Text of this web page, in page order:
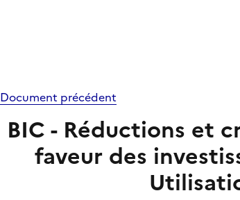
Document précédent
BIC - Réductions et
faveur des